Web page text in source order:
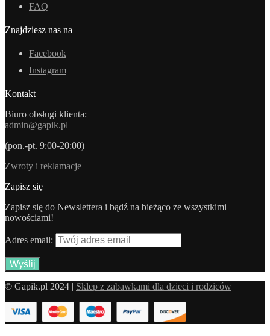
FAQ
Znajdziesz nas na
Facebook
Instagram
Kontakt
Biuro obsługi klienta:
admin@gapik.pl
(pon.-pt. 9:00-20:00)
Zwroty i reklamacje
Zapisz się
Zapisz się do Newslettera i bądź na bieżąco ze wszystkimi
nowościami!
Adres email:
© Gapik.pl 2024 | Sklep z zabawkami dla dzieci i rodziców